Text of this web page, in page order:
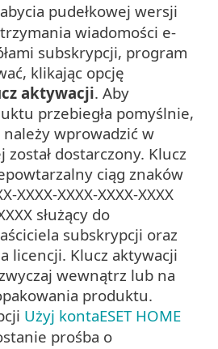
pudełkowej wersji
wiadomości e-
subskrypcji, program
klikając opcję
aktywacji. Aby
przebiegła pomyślnie,
wprowadzić w
został dostarczony. Klucz
ciąg znaków
XXXX-XXXX-XXXX-XXXX
służący do
subskrypcji oraz
licencji. Klucz aktywacji
wewnątrz lub na
produktu.
Użyj kontaESET HOME
prośba o